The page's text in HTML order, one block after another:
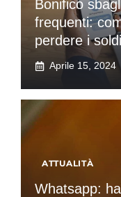
Bonifico
frequenti:
perdere i soldi
Aprile 15, 2024
ATTUALITÀ
Whatsapp: